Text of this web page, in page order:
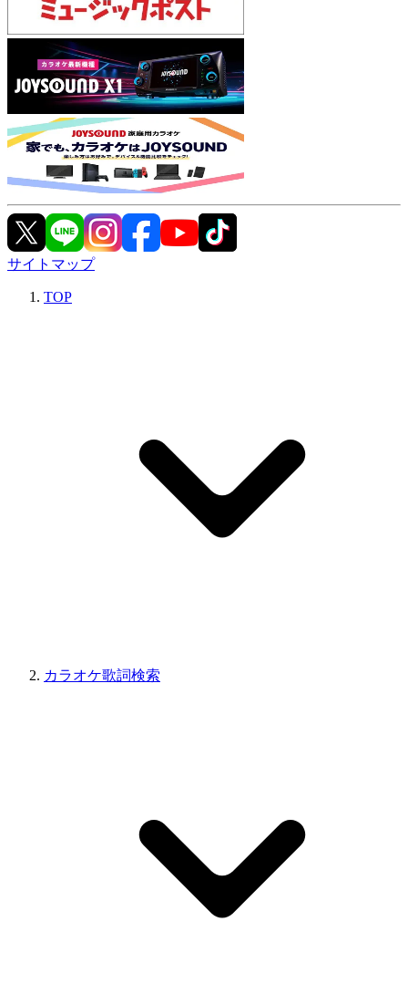
サイトマップ
TOP
カラオケ歌詞検索